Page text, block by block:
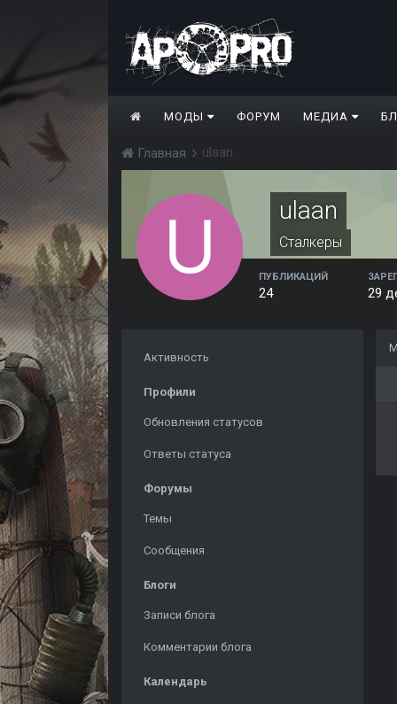
МОДЫ ФОРУМ МЕДИА
Главная ulaan
ulaan
Сталкеры
ПУБЛИКАЦИЙ
24 29
Активность
Профили
Обновления статусов
Ответы статуса
Форумы
Темы
Сообщения
Блоги
Записи блога
Комментарии блога
Календарь